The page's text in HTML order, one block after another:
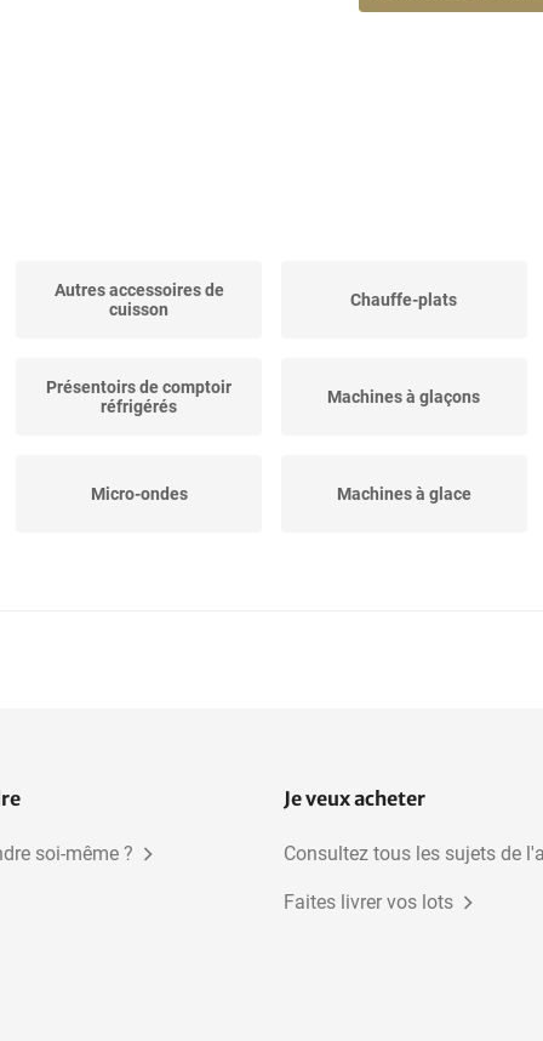
Autres accessoires de
cuisson
Chauffe-plats
Présentoirs de comptoir
réfrigérés
Machines à glaçons
Micro-ondes Machines à glace
soi-même ?
Je veux acheter
Consultez tous les sujets de
Faites livrer vos lots